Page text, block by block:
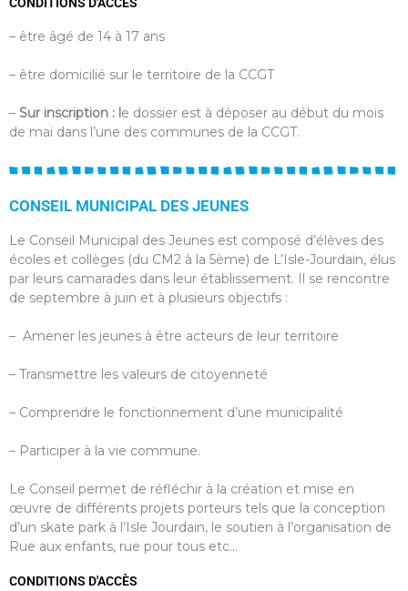
– être âgé de 14 à 17 ans
– être domicilié sur le territoire de la CCGT
– Sur inscription : le dossier est à déposer au début du mois
de mai dans l’une des communes de la CCGT.
CONSEIL MUNICIPAL DES JEUNES
Le Conseil Municipal des Jeunes est composé d’élèves des
écoles et collèges (du CM2 à la 5ème) de L’Isle-Jourdain, élus
par leurs camarades dans leur établissement. Il se rencontre
de septembre à juin et à plusieurs objectifs :
– Amener les jeunes à être acteurs de leur territoire
– Transmettre les valeurs de citoyenneté
– Comprendre le fonctionnement d’une municipalité
– Participer à la vie commune.
Le Conseil permet de réfléchir à la création et mise en
œuvre de différents projets porteurs tels que la conception
d’un skate park à l’Isle Jourdain, le soutien à l’organisation de
Rue aux enfants, rue pour tous etc…
CONDITIONS D'ACCÈS